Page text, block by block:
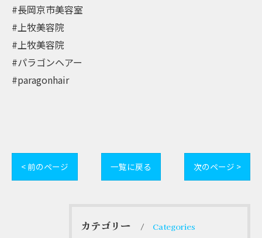
#長岡京市美容室
#上牧美容院
#上牧美容院
#パラゴンヘアー
#paragonhair
< 前のページ 一覧に戻る 次のページ >
カテゴリー Categories